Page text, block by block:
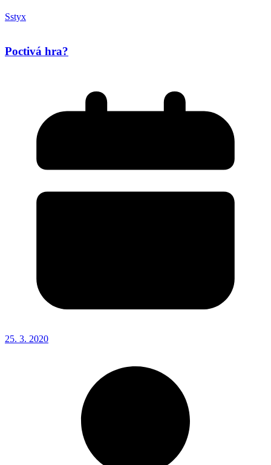
Sstyx
Poctivá hra?
25. 3. 2020